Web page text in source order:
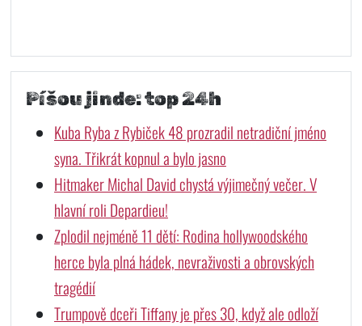
Píšou jinde: top 24h
Kuba Ryba z Rybiček 48 prozradil netradiční jméno
syna. Třikrát kopnul a bylo jasno
Hitmaker Michal David chystá výjimečný večer. V
hlavní roli Depardieu!
Zplodil nejméně 11 dětí: Rodina hollywoodského
herce byla plná hádek, nevraživosti a obrovských
tragédií
Trumpově dceři Tiffany je přes 30, když ale odloží